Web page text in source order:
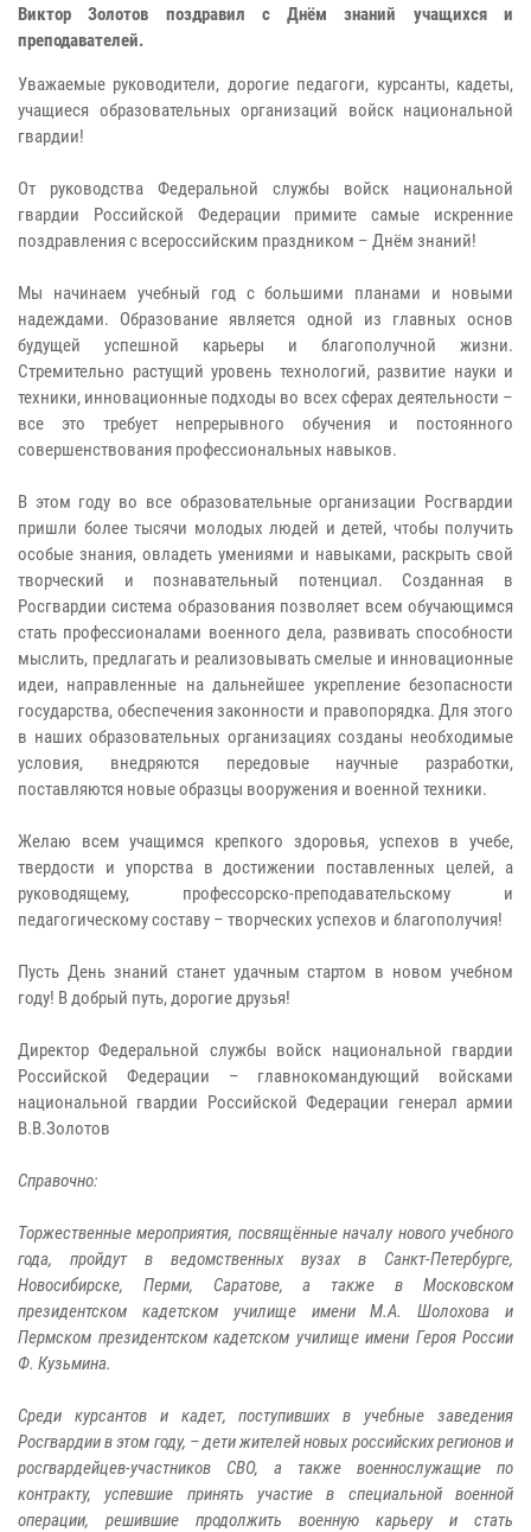
Виктор Золотов поздравил с Днём знаний учащихся и
преподавателей.
Уважаемые руководители, дорогие педагоги, курсанты, кадеты,
учащиеся образовательных организаций войск национальной
гвардии!
От руководства Федеральной службы войск национальной
гвардии Российской Федерации примите самые искренние
поздравления с всероссийским праздником – Днём знаний!
Мы начинаем учебный год с большими планами и новыми
надеждами. Образование является одной из главных основ
будущей успешной карьеры и благополучной жизни.
Стремительно растущий уровень технологий, развитие науки и
техники, инновационные подходы во всех сферах деятельности –
все это требует непрерывного обучения и постоянного
совершенствования профессиональных навыков.
В этом году во все образовательные организации Росгвардии
пришли более тысячи молодых людей и детей, чтобы получить
особые знания, овладеть умениями и навыками, раскрыть свой
творческий и познавательный потенциал. Созданная в
Росгвардии система образования позволяет всем обучающимся
стать профессионалами военного дела, развивать способности
мыслить, предлагать и реализовывать смелые и инновационные
идеи, направленные на дальнейшее укрепление безопасности
государства, обеспечения законности и правопорядка. Для этого
в наших образовательных организациях созданы необходимые
условия, внедряются передовые научные разработки,
поставляются новые образцы вооружения и военной техники.
Желаю всем учащимся крепкого здоровья, успехов в учебе,
твердости и упорства в достижении поставленных целей, а
руководящему, профессорско-преподавательскому и
педагогическому составу – творческих успехов и благополучия!
Пусть День знаний станет удачным стартом в новом учебном
году! В добрый путь, дорогие друзья!
Директор Федеральной службы войск национальной гвардии
Российской Федерации – главнокомандующий войсками
национальной гвардии Российской Федерации генерал армии
В.В.Золотов
Справочно:
Торжественные мероприятия, посвящённые началу нового учебного
года, пройдут в ведомственных вузах в Санкт-Петербурге,
Новосибирске, Перми, Саратове, а также в Московском
президентском кадетском училище имени М.А. Шолохова и
Пермском президентском кадетском училище имени Героя России
Ф. Кузьмина.
Среди курсантов и кадет, поступивших в учебные заведения
Росгвардии в этом году, – дети жителей новых российских регионов и
росгвардейцев-участников СВО, а также военнослужащие по
контракту, успевшие принять участие в специальной военной
операции, решившие продолжить военную карьеру и стать